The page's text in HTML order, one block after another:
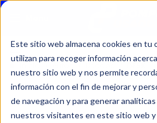
Este sitio web almacena cookies en tu
utilizan para recoger información
nuestro sitio web y nos permite
información con el fin de mejorar y
de navegación y para generar
nuestros visitantes en este sitio web y
Inicio Autos